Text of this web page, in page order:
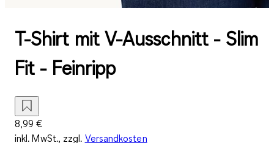
T-Shirt mit V-Ausschnitt - Slim
Fit - Feinripp
8,99 €
inkl. MwSt., zzgl. Versandkosten